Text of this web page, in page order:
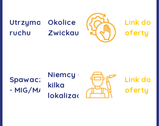
Utrzymanie
ruchu
Okolice
Zwickau
Link do
oferty
Spawacz/spawaczka
- MIG/MAG/TIG
Niemcy -
kilka
lokalizacji
Link do
oferty